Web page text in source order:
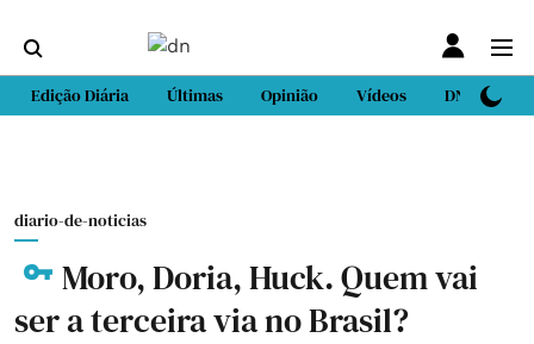
Edição Diária Últimas Opinião Vídeos DN Sport
diario-de-noticias
Moro, Doria, Huck. Quem vai
ser a terceira via no Brasil?